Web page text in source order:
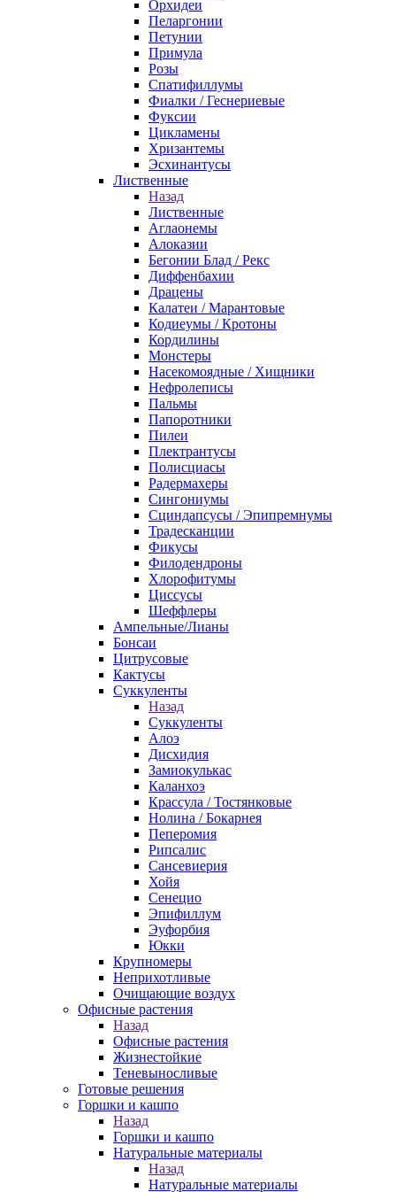
Орхидеи
Пеларгонии
Петунии
Примула
Розы
Спатифиллумы
Фиалки / Геснериевые
Фуксии
Цикламены
Хризантемы
Эсхинантусы
Лиственные
Назад
Лиственные
Аглаонемы
Алоказии
Бегонии Блад / Рекс
Диффенбахии
Драцены
Калатеи / Марантовые
Кодиеумы / Кротоны
Кордилины
Монстеры
Насекомоядные / Хищники
Нефролеписы
Пальмы
Папоротники
Пилеи
Плектрантусы
Полисциасы
Радермахеры
Сингониумы
Сциндапсусы / Эпипремнумы
Традесканции
Фикусы
Филодендроны
Хлорофитумы
Циссусы
Шеффлеры
Ампельные/Лианы
Бонсаи
Цитрусовые
Кактусы
Суккуленты
Назад
Суккуленты
Алоэ
Дисхидия
Замиокулькас
Каланхоэ
Крассула / Тостянковые
Нолина / Бокарнея
Пеперомия
Рипсалис
Сансевиерия
Хойя
Сенецио
Эпифиллум
Эуфорбия
Юкки
Крупномеры
Неприхотливые
Очищающие воздух
Офисные растения
Назад
Офисные растения
Жизнестойкие
Теневыносливые
Готовые решения
Горшки и кашпо
Назад
Горшки и кашпо
Натуральные материалы
Назад
Натуральные материалы